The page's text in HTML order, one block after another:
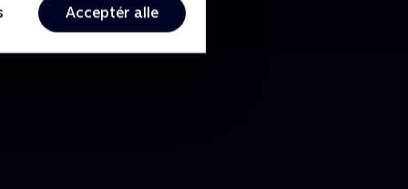
Acceptér alle